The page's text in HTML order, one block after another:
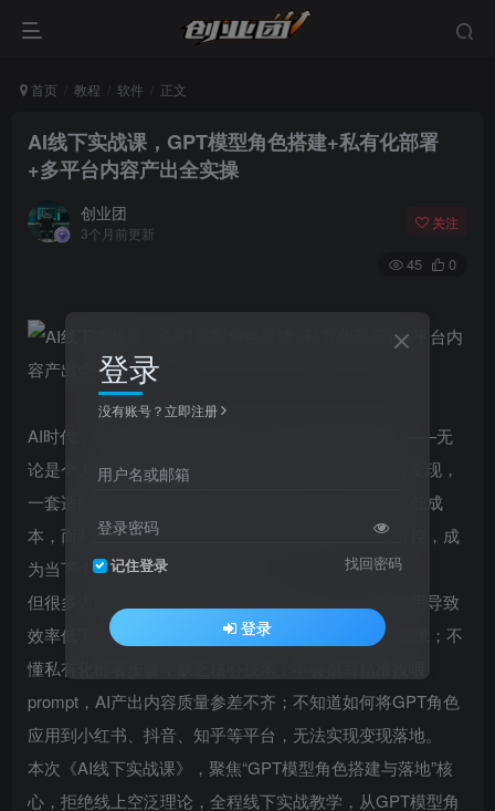
首页 教程 软件 正文
AI线下实战课，GPT模型角色搭建+私有化部署
+多平台内容产出全实操
创业团
3个月前更新
关注
45 0
AI时代，GPT模型的核心竞争力的是“精准角色搭建”——无
论是个人内容创作、团队高效办公，还是多平台账号变现，
一套适配自身需求的GPT角色，能大幅提升效率、降低成
本，而私有化GPT模型，更能实现专属适配、安全可控，成
为当下个人与企业的核心竞争力。
但很多人陷入误区：不懂GPT模型角色分类，盲目使用导致
效率低下；不会搭建专属角色，无法适配自身/团队需求；不
懂私有化部署步骤，缺乏核心技术；不会撰写精准投喂
prompt，AI产出内容质量参差不齐；不知道如何将GPT角色
应用到小红书、抖音、知乎等平台，无法实现变现落地。
本次《AI线下实战课》，聚焦“GPT模型角色搭建与落地”核
心，拒绝线上空泛理论，全程线下实战教学，从GPT模型角
登录
没有账号？立即注册
用户名或邮箱
登录密码
记住登录 找回密码
登录